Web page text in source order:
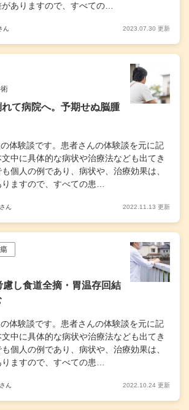
ありますので、すべての…
ん 2023.07.30 更新
て病院へ。予期せぬ脳腫
体験談です。患者さんの体験談を元に記
中に具体的な病状や治療法なども出てき
個人の例であり、病状や、治療効果は、
ますので、すべての患…
さん 2022.11.13 更新
し食道全摘・胃温存回結
体験談です。患者さんの体験談を元に記
中に具体的な病状や治療法なども出てき
個人の例であり、病状や、治療効果は、
ますので、すべての患…
さん 2022.10.24 更新